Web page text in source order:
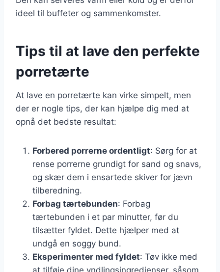
ideel til buffeter og sammenkomster.
Tips til at lave den perfekte
porretærte
At lave en porretærte kan virke simpelt, men
der er nogle tips, der kan hjælpe dig med at
opnå det bedste resultat:
Forbered porrerne ordentligt: Sørg for at
rense porrerne grundigt for sand og snavs,
og skær dem i ensartede skiver for jævn
tilberedning.
Forbag tærtebunden: Forbag
tærtebunden i et par minutter, før du
tilsætter fyldet. Dette hjælper med at
undgå en soggy bund.
Eksperimenter med fyldet: Tøv ikke med
at tilføje dine yndlingsingredienser, såsom